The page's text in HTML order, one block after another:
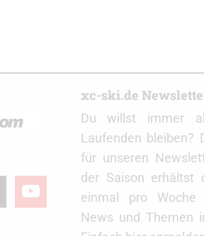
youtube
xc-ski.de
Du willst immer
Laufenden bleiben?
für unseren
der Saison erhältst
einmal pro Woche
News und Themen